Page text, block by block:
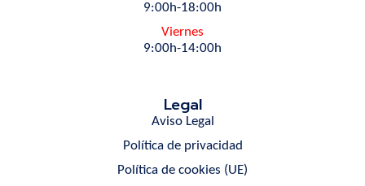
9:00h-18:00h
Viernes
9:00h-14:00h
Legal
Aviso Legal
Política de privacidad
Política de cookies (UE)